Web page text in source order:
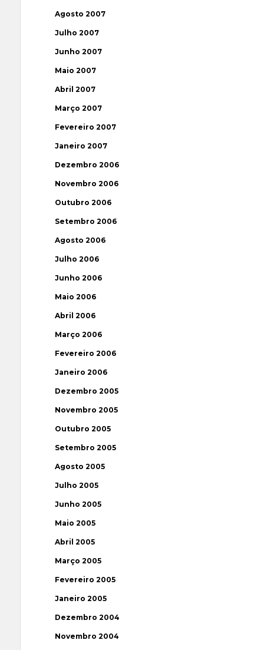
Agosto 2007
Julho 2007
Junho 2007
Maio 2007
Abril 2007
Março 2007
Fevereiro 2007
Janeiro 2007
Dezembro 2006
Novembro 2006
Outubro 2006
Setembro 2006
Agosto 2006
Julho 2006
Junho 2006
Maio 2006
Abril 2006
Março 2006
Fevereiro 2006
Janeiro 2006
Dezembro 2005
Novembro 2005
Outubro 2005
Setembro 2005
Agosto 2005
Julho 2005
Junho 2005
Maio 2005
Abril 2005
Março 2005
Fevereiro 2005
Janeiro 2005
Dezembro 2004
Novembro 2004